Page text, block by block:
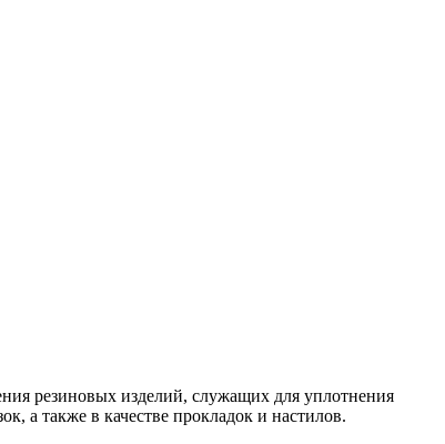
изделий, служащих для уплотнения
а также в качестве прокладок и настилов.